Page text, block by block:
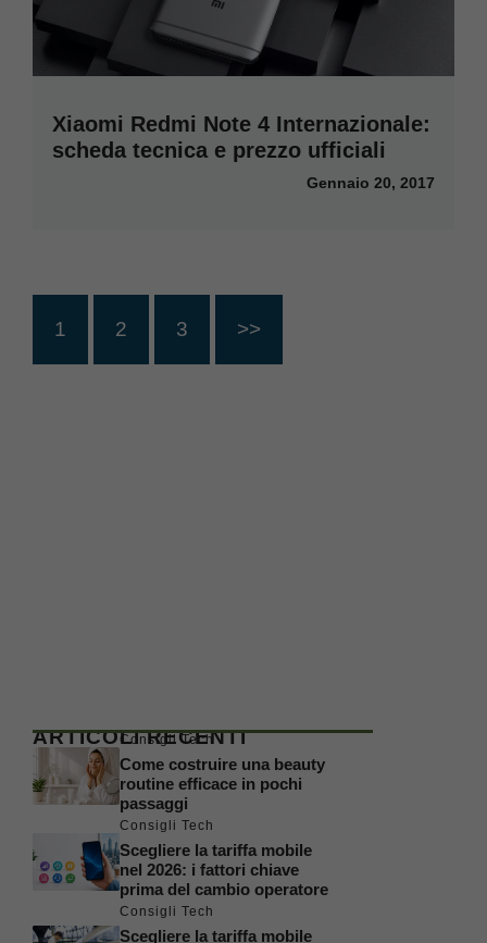
Xiaomi Redmi Note 4 Internazionale:
scheda tecnica e prezzo ufficiali
Gennaio 20, 2017
1 2 3 >>
ARTICOLI RECENTI
Consigli Tech
Come costruire una beauty
routine efficace in pochi
passaggi
Consigli Tech
Scegliere la tariffa mobile
nel 2026: i fattori chiave
prima del cambio operatore
Consigli Tech
Scegliere la tariffa mobile